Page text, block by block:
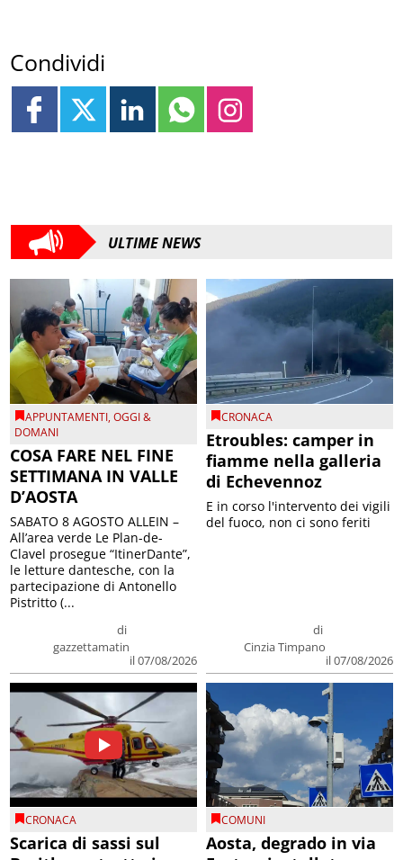
Condividi
ULTIME NEWS
APPUNTAMENTI,OGGI &
DOMANI
COSA FARE NEL FINE
SETTIMANA IN VALLE
D’AOSTA
di
gazzettamatin
il 07/08/2026
SABATO 8 AGOSTO ALLEIN –
All’area verde Le Plan-de-
Clavel prosegue “ItinerDante”,
le letture dantesche, con la
partecipazione di Antonello
Pistritto (...
CRONACA
Etroubles: camper in
fiamme nella galleria
di Echevennoz
di
Cinzia Timpano
il 07/08/2026
E in corso l'intervento dei vigili
del fuoco, non ci sono feriti
CRONACA
Scarica di sassi sul
COMUNI
Aosta, degrado in via